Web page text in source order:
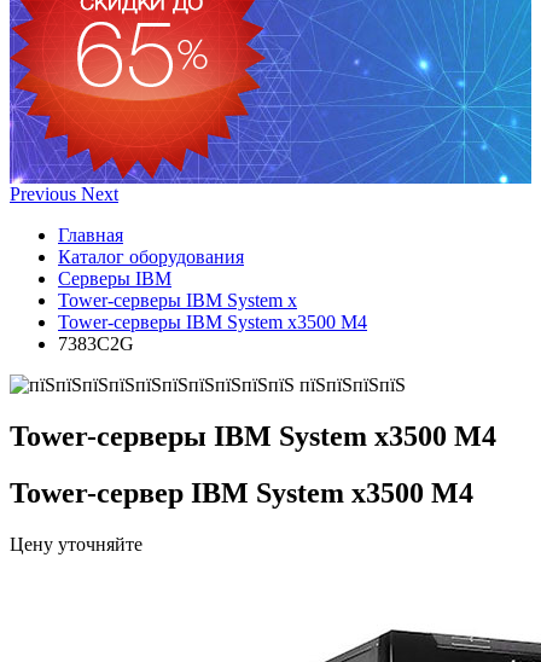
Previous Next
Главная
Каталог оборудования
Серверы IBM
Tower-серверы IBM System x
Tower-серверы IBM System x3500 M4
7383C2G
Tower-серверы IBM System x3500 M4
Tower-сервер IBM System x3500 M4
Цену уточняйте